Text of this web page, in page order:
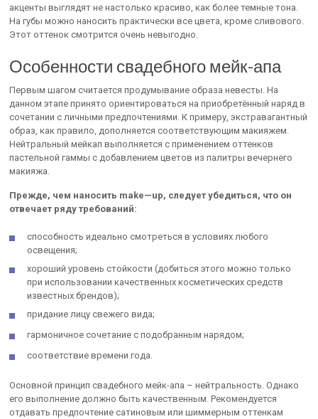
акценты выглядят не настолько красиво, как более темные тона.
На губы можно наносить практически все цвета, кроме сливового.
Этот оттенок смотрится очень невыгодно.
Особенности свадебного мейк-апа
Первым шагом считается продумывание образа невесты. На
данном этапе принято ориентироваться на приобретённый наряд в
сочетании с личными предпочтениями. К примеру, экстравагантный
образ, как правило, дополняется соответствующим макияжем.
Нейтральный мейкап выполняется с применением оттенков
пастельной гаммы с добавлением цветов из палитры вечернего
макияжа.
Прежде, чем наносить make—up, следует убедиться, что он
отвечает ряду требований:
способность идеально смотреться в условиях любого
освещения;
хороший уровень стойкости (добиться этого можно только
при использовании качественных косметических средств
известных брендов);
придание лицу свежего вида;
гармоничное сочетание с подобранным нарядом;
соответствие времени года.
Основной принцип свадебного мейк-апа – нейтральность. Однако
его выполнение должно быть качественным. Рекомендуется
отдавать предпочтение сатиновым или шиммерным оттенкам